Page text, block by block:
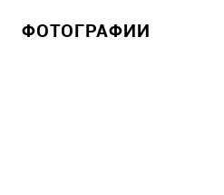
ФОТОГРАФИИ